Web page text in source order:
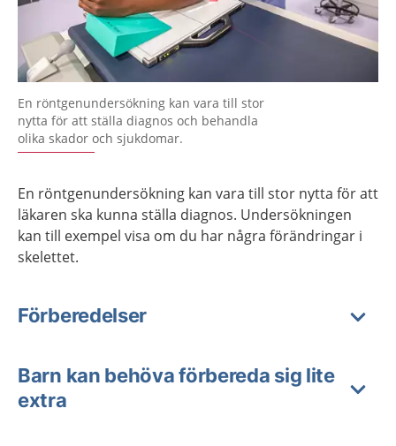
En röntgenundersökning kan vara till stor
nytta för att ställa diagnos och behandla
olika skador och sjukdomar.
En röntgenundersökning kan vara till stor nytta för att
läkaren ska kunna ställa diagnos. Undersökningen
kan till exempel visa om du har några förändringar i
skelettet.
Förberedelser
Barn kan behöva förbereda sig lite
extra